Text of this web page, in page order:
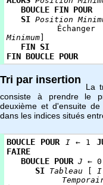
BOUCLE FIN POUR
SI Position
Échanger
Minimum
FIN SI
FIN BOUCLE POUR
Tri par insertion
La
consiste à prendre le
deuxième et d'ensuite
dans les indices situés
BOUCLE POUR I← 1
FAIRE
BOUCLE POUR J ← 0
SI Tableau I